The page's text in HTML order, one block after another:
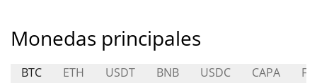
Monedas principales
BTC ETH USDT BNB USDC CAPA